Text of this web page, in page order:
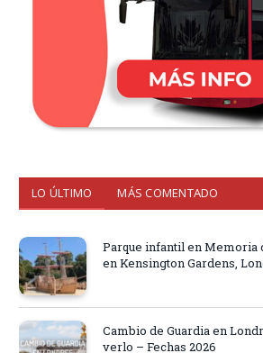
LO ÚLTIMO MÁS COMENTADO
Parque infantil en Memoria
en Kensington Gardens,
Cambio de Guardia en
verlo – Fechas 2026